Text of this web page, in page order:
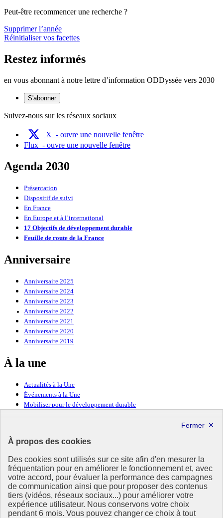
À propos des cookies
Des cookies sont utilisés sur ce site afin d'en mesurer la
fréquentation pour en améliorer le fonctionnement et, avec
votre accord, pour évaluer la performance des campagnes
de communication ainsi que pour proposer des contenus
tiers (vidéos, réseaux sociaux...) pour améliorer votre
expérience utilisateur. Nous conservons votre choix
pendant 6 mois. Vous pouvez changer ce choix à tout
Peut-être recommencer une recherche ?
Supprimer l’année
Réinitialiser vos facettes
Restez informés
en vous abonnant à notre lettre d’information ODDyssée vers 2030
S'abonner
Suivez-nous sur les réseaux sociaux
X - ouvre une nouvelle fenêtre
Flux - ouvre une nouvelle fenêtre
Agenda 2030
Présentation
Dispositif de suivi
En France
En Europe et à l’international
17 Objectifs de développement durable
Feuille de route de la France
Anniversaire
Anniversaire 2025
Anniversaire 2024
Anniversaire 2023
Anniversaire 2022
Anniversaire 2021
Anniversaire 2020
Anniversaire 2019
À la une
Actualités à la Une
Événements à la Une
Mobiliser pour le développement durable
Ressources
Ressources
La Méth’ODD
Gouvernement
Ce site propose l’information de référence concernant l’Agenda